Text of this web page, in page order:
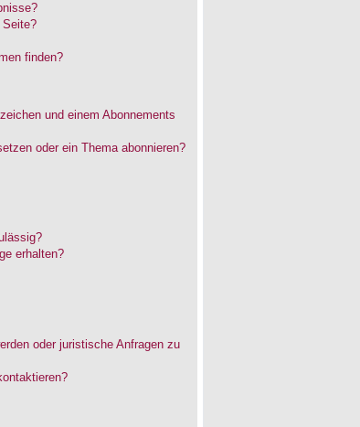
finden?
und einem Abonnements
oder ein Thema abonnieren?
erhalten?
oder juristische Anfragen zu